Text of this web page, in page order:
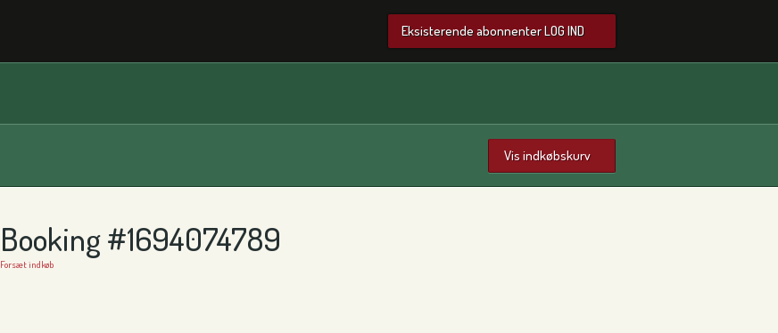
Eksisterende abonnenter LOG IND
Vis indkøbskurv
Booking #1694074789
Forsæt indkøb